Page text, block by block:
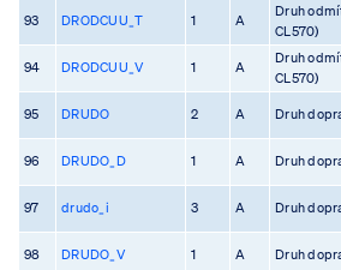
93 DRODCUU_T 1 A
Druh
CL570)
94 DRODCUU_V 1 A
Druh
CL570)
95 DRUDO 2 A Druh
96 DRUDO_D 1 A Druh
97 drudo_i 3 A Druh
98 DRUDO_V 1 A Druh